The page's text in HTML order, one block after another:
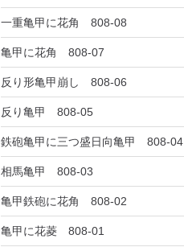
一重亀甲に花角 808-08
亀甲に花角 808-07
反り形亀甲崩し 808-06
反り亀甲 808-05
鉄砲亀甲に三つ盛日向亀甲 808-04
相馬亀甲 808-03
亀甲鉄砲に花角 808-02
亀甲に花菱 808-01